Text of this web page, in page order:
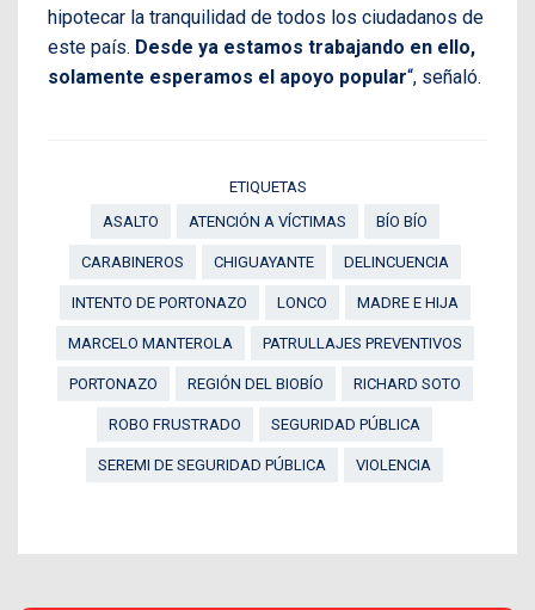
hipotecar la tranquilidad de todos los ciudadanos de
este país. Desde ya estamos trabajando en ello,
solamente esperamos el apoyo popular“, señaló.
ETIQUETAS
ASALTO
ATENCIÓN A VÍCTIMAS BÍO BÍO
CARABINEROS CHIGUAYANTE DELINCUENCIA
INTENTO DE PORTONAZO LONCO MADRE E HIJA
MARCELO MANTEROLA PATRULLAJES PREVENTIVOS
PORTONAZO REGIÓN DEL BIOBÍO RICHARD SOTO
ROBO FRUSTRADO SEGURIDAD PÚBLICA
SEREMI DE SEGURIDAD PÚBLICA VIOLENCIA